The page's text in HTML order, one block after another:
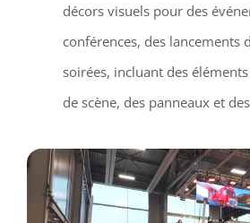
décors visuels pour des
conférences, des lancements
soirées, incluant des
de scène, des panneaux et